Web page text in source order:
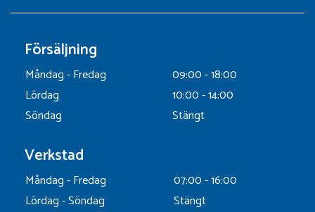
Försäljning
Måndag - Fredag
09:00 - 18:00
Lördag
10:00 - 14:00
Söndag
Stängt
Verkstad
Måndag - Fredag
07:00 - 16:00
Lördag - Söndag
Stängt